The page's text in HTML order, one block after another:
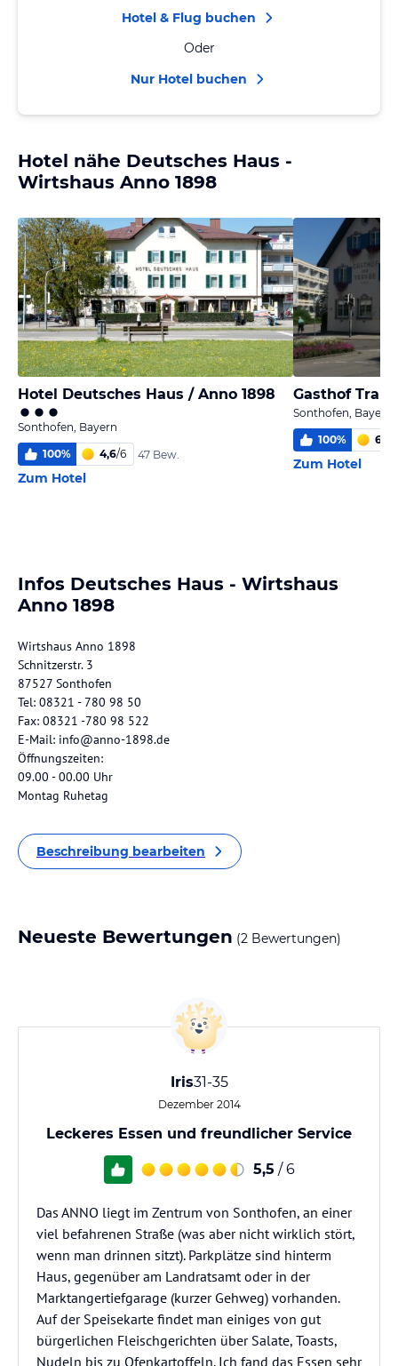
Hotel & Flug buchen
Oder
Nur Hotel buchen
Hotel nähe Deutsches Haus -
Wirtshaus Anno 1898
Hotel Deutsches Haus / Anno 1898
Sonthofen, Bayern
100% 4,6/6 47 Bew.
Zum Hotel
Gasthof
Sonthofen, Bayern
100% 6,0
Zum Hotel
Infos Deutsches Haus - Wirtshaus
Anno 1898
Wirtshaus Anno 1898
Schnitzerstr. 3
87527 Sonthofen
Tel: 08321 - 780 98 50
Fax: 08321 -780 98 522
E-Mail: info@anno-1898.de
Öffnungszeiten:
09.00 - 00.00 Uhr
Montag Ruhetag
Beschreibung bearbeiten
Neueste Bewertungen (2 Bewertungen)
Iris31-35
Dezember 2014
Leckeres Essen und freundlicher Service
5,5 / 6
Das ANNO liegt im Zentrum von Sonthofen, an einer
viel befahrenen Straße (was aber nicht wirklich stört,
wenn man drinnen sitzt). Parkplätze sind hinterm
Haus, gegenüber am Landratsamt oder in der
Marktangertiefgarage (kurzer Gehweg) vorhanden.
Auf der Speisekarte findet man einiges von gut
bürgerlichen Fleischgerichten über Salate, Toasts,
Nudeln bis zu Ofenkartoffeln. Ich fand das Essen sehr